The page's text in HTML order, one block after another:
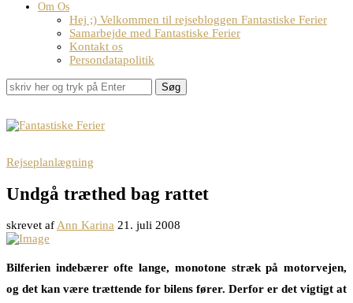
Om Os
Hej ;) Velkommen til rejsebloggen Fantastiske Ferier
Samarbejde med Fantastiske Ferier
Kontakt os
Persondatapolitik
Søg
Rejseplanlægning
Undgå træthed bag rattet
skrevet afAnn Karina 21. juli 2008
Bilferien indebærer ofte lange, monotone stræk på motorvejen,
og det kan være trættende for bilens fører. Derfor er det vigtigt at